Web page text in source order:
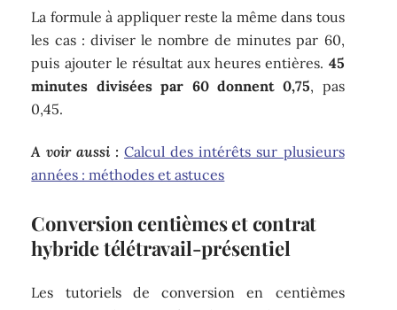
La formule à appliquer reste la même dans tous
les cas : diviser le nombre de minutes par 60,
puis ajouter le résultat aux heures entières. 45
minutes divisées par 60 donnent 0,75, pas
0,45.
A voir aussi : Calcul des intérêts sur plusieurs
années : méthodes et astuces
Conversion centièmes et contrat
hybride télétravail-présentiel
Les tutoriels de conversion en centièmes